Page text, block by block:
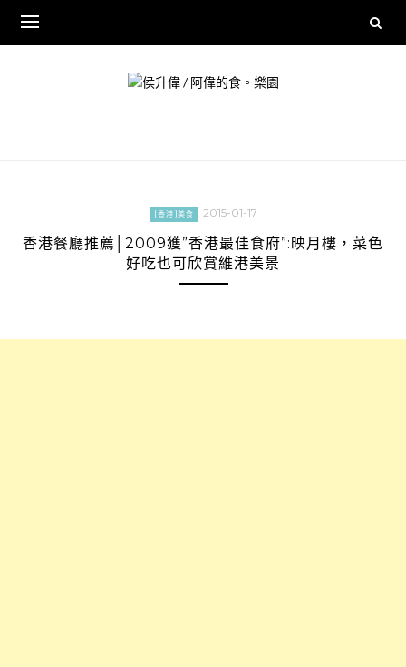
content
[香港]美食 2015-01-17
香港餐廳推薦│2009獲”香港最佳食府”:映月樓，菜色
好吃也可欣賞維港美景